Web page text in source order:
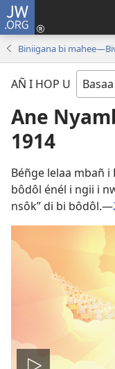
JW.ORG
Biniigana bi
AÑ I HOP U
Ane
1914
Béñge lelaa mbañ
bôdôl énél i ngii i
nsôk” di bi bôdôl.​—